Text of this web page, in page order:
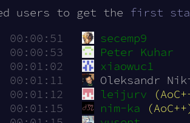
users to get the first
00:00:51
secemp9
00:00:53
Peter Kuhar
00:01:02
xiaowuc1
00:01:11
Oleksandr
00:01:12 leijurv
00:01:15 nim-ka